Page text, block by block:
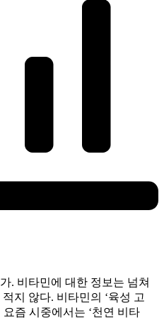
. 비타민에 대한 정보는 넘쳐
지 않다. 비타민의 ‘육성 고
즘 시중에서는 ‘천연 비타